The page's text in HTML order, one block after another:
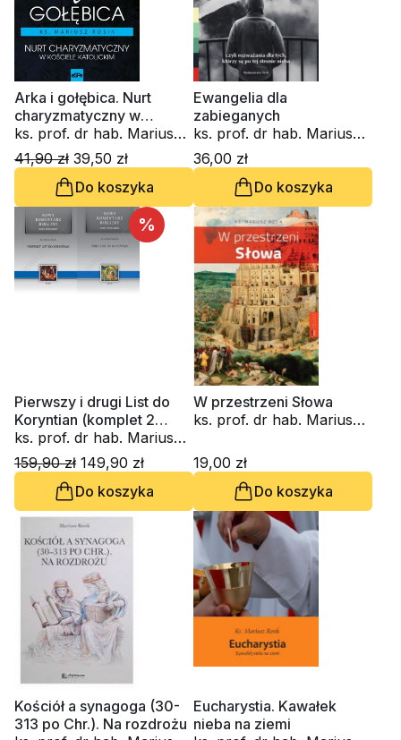
Arka i gołębica. Nurt
charyzmatyczny w
Kościele katolickim
ks. prof. dr hab. Mariusz
Rosik
41,90 zł 39,50 zł
Do koszyka
Ewangelia dla
zabieganych
ks. prof. dr hab. Mariusz
Rosik
36,00 zł
Do koszyka
%
Pierwszy i drugi List do
Koryntian (komplet 2
części). Nowy Komentarz
Biblijny
ks. prof. dr hab. Mariusz
Rosik, ks. Antoni Paciorek
159,90 zł 149,90 zł
Do koszyka
W przestrzeni Słowa
ks. prof. dr hab. Mariusz
19,00 zł
Do koszyka
Kościół a synagoga (30-
313 po Chr.). Na rozdrożu
Eucharystia. Kawałek
nieba na ziemi